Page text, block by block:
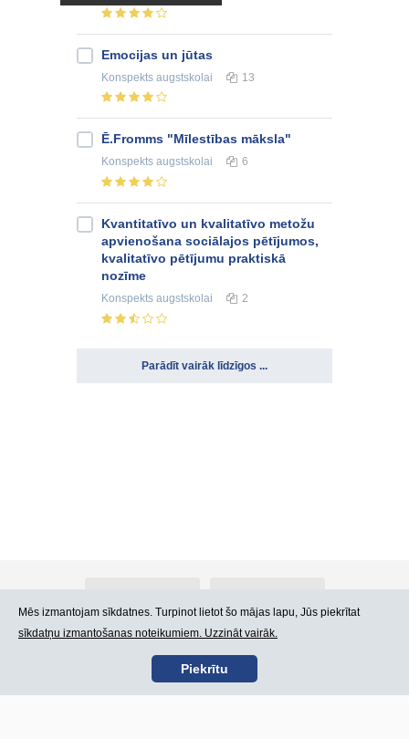
Emocijas un jūtas
Konspekts augstskolai 13
Ē.Fromms "Mīlestības māksla"
Konspekts augstskolai 6
Kvantitatīvo un kvalitatīvo metožu
apvienošana sociālajos pētījumos,
kvalitatīvo pētījumu praktiskā
nozīme
Konspekts augstskolai 2
Parādīt vairāk līdzīgos ...
Kontakti Lietošanas noteikumi
Mēs izmantojam sīkdatnes. Turpinot lietot šo mājas lapu, Jūs piekrītat
sīkdatņu izmantošanas noteikumiem. Uzzināt vairāk.
Piekrītu